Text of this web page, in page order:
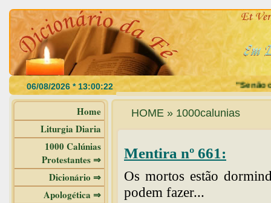
"Se não
Home
Liturgia Diaria
1000 Calúnias
Protestantes ⇒
Dicionário ⇒
Apologética ⇒
HOME » 1000calunias
Mentira nº 661:
Os mortos estão
podem fazer...